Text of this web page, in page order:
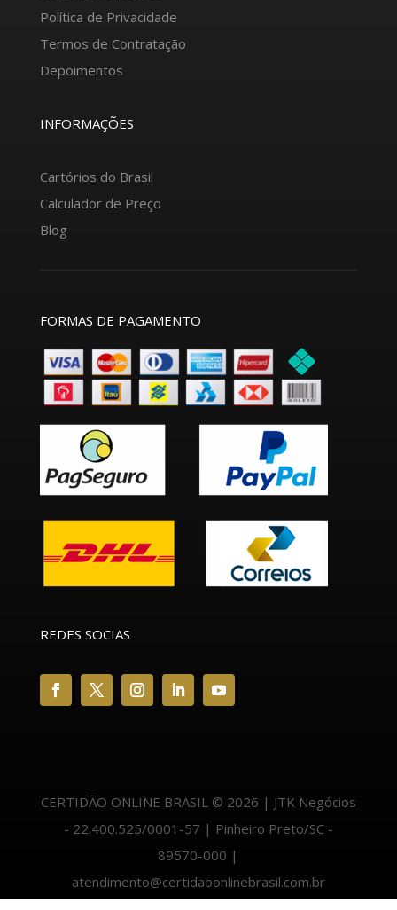
Política de Privacidade
Termos de Contratação
Depoimentos
INFORMAÇÕES
Cartórios do Brasil
Calculador de Preço
Blog
FORMAS DE PAGAMENTO
REDES SOCIAS
CERTIDÃO ONLINE BRASIL © 2026 | JTK Negócios
- 22.400.525/0001-57 | Pinheiro Preto/SC -
89570-000 |
atendimento@certidaoonlinebrasil.com.br